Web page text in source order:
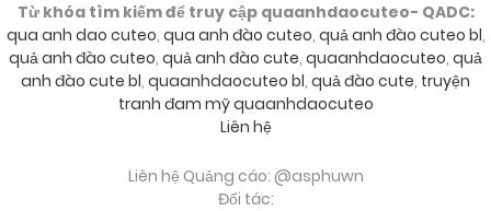
Từ khóa tìm kiếm để truy cập quaanhdaocuteo- QADC:
qua anh dao cuteo, qua anh đào cuteo, quả anh đào cuteo bl,
quả anh đào cuteo, quả anh đào cute, quaanhdaocuteo, quả
anh đào cute bl, quaanhdaocuteo bl, quả đào cute, truyện
tranh đam mỹ quaanhdaocuteo
Liên hệ
Liên hệ Quảng cáo: @asphuwn
Đối tác: